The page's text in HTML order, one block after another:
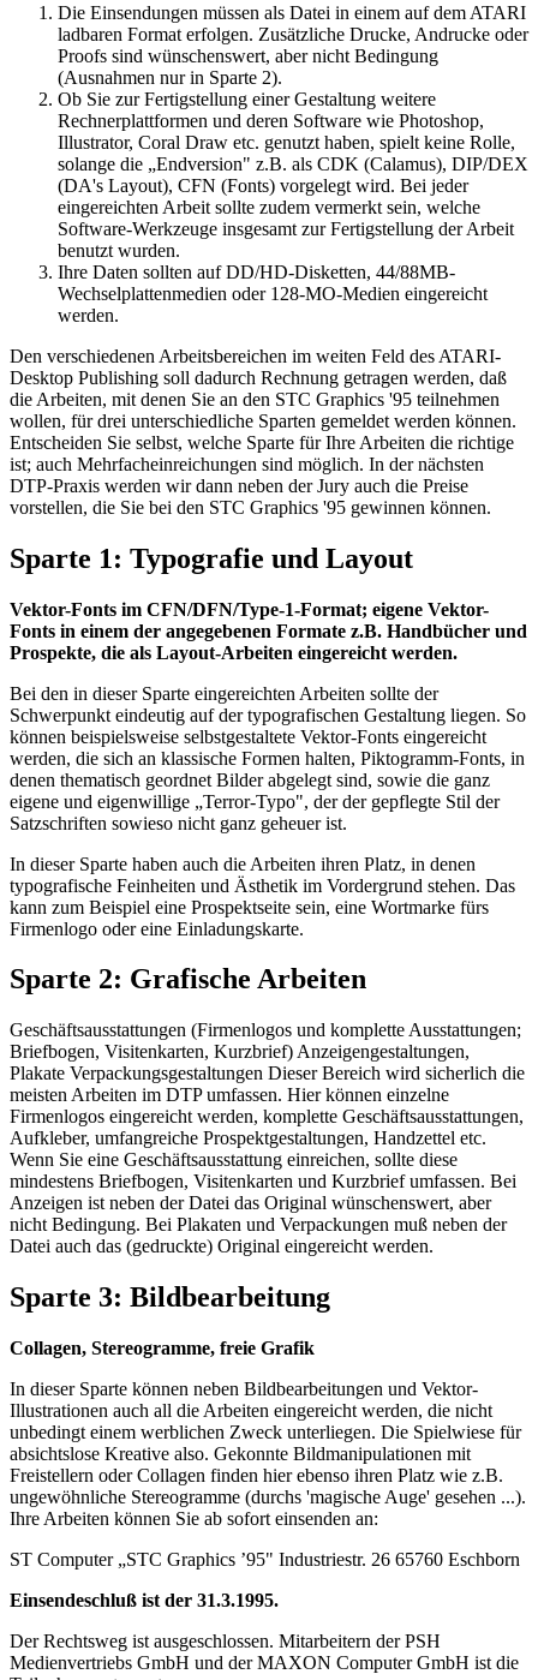
Die Einsendungen müssen als Datei in einem auf dem ATARI
ladbaren Format erfolgen. Zusätzliche Drucke, Andrucke oder
Proofs sind wünschenswert, aber nicht Bedingung
(Ausnahmen nur in Sparte 2).
Ob Sie zur Fertigstellung einer Gestaltung weitere
Rechnerplattformen und deren Software wie Photoshop,
Illustrator, Coral Draw etc. genutzt haben, spielt keine Rolle,
solange die „Endversion" z.B. als CDK (Calamus), DIP/DEX
(DA's Layout), CFN (Fonts) vorgelegt wird. Bei jeder
eingereichten Arbeit sollte zudem vermerkt sein, welche
Software-Werkzeuge insgesamt zur Fertigstellung der Arbeit
benutzt wurden.
Ihre Daten sollten auf DD/HD-Disketten, 44/88MB-
Wechselplattenmedien oder 128-MO-Medien eingereicht
werden.
Den verschiedenen Arbeitsbereichen im weiten Feld des ATARI-
Desktop Publishing soll dadurch Rechnung getragen werden, daß
die Arbeiten, mit denen Sie an den STC Graphics '95 teilnehmen
wollen, für drei unterschiedliche Sparten gemeldet werden können.
Entscheiden Sie selbst, welche Sparte für Ihre Arbeiten die richtige
ist; auch Mehrfacheinreichungen sind möglich. In der nächsten
DTP-Praxis werden wir dann neben der Jury auch die Preise
vorstellen, die Sie bei den STC Graphics '95 gewinnen können.
Sparte 1: Typografie und Layout
Vektor-Fonts im CFN/DFN/Type-1-Format; eigene Vektor-
Fonts in einem der angegebenen Formate z.B. Handbücher und
Prospekte, die als Layout-Arbeiten eingereicht werden.
Bei den in dieser Sparte eingereichten Arbeiten sollte der
Schwerpunkt eindeutig auf der typografischen Gestaltung liegen. So
können beispielsweise selbstgestaltete Vektor-Fonts eingereicht
werden, die sich an klassische Formen halten, Piktogramm-Fonts, in
denen thematisch geordnet Bilder abgelegt sind, sowie die ganz
eigene und eigenwillige „Terror-Typo", der der gepflegte Stil der
Satzschriften sowieso nicht ganz geheuer ist.
In dieser Sparte haben auch die Arbeiten ihren Platz, in denen
typografische Feinheiten und Ästhetik im Vordergrund stehen. Das
kann zum Beispiel eine Prospektseite sein, eine Wortmarke fürs
Firmenlogo oder eine Einladungskarte.
Sparte 2: Grafische Arbeiten
Geschäftsausstattungen (Firmenlogos und komplette Ausstattungen;
Briefbogen, Visitenkarten, Kurzbrief) Anzeigengestaltungen,
Plakate Verpackungsgestaltungen Dieser Bereich wird sicherlich die
meisten Arbeiten im DTP umfassen. Hier können einzelne
Firmenlogos eingereicht werden, komplette Geschäftsausstattungen,
Aufkleber, umfangreiche Prospektgestaltungen, Handzettel etc.
Wenn Sie eine Geschäftsausstattung einreichen, sollte diese
mindestens Briefbogen, Visitenkarten und Kurzbrief umfassen. Bei
Anzeigen ist neben der Datei das Original wünschenswert, aber
nicht Bedingung. Bei Plakaten und Verpackungen muß neben der
Datei auch das (gedruckte) Original eingereicht werden.
Sparte 3: Bildbearbeitung
Collagen, Stereogramme, freie Grafik
In dieser Sparte können neben Bildbearbeitungen und Vektor-
Illustrationen auch all die Arbeiten eingereicht werden, die nicht
unbedingt einem werblichen Zweck unterliegen. Die Spielwiese für
absichtslose Kreative also. Gekonnte Bildmanipulationen mit
Freistellern oder Collagen finden hier ebenso ihren Platz wie z.B.
ungewöhnliche Stereogramme (durchs 'magische Auge' gesehen ...).
Ihre Arbeiten können Sie ab sofort einsenden an:
ST Computer „STC Graphics ’95" Industriestr. 26 65760 Eschborn
Einsendeschluß ist der 31.3.1995.
Der Rechtsweg ist ausgeschlossen. Mitarbeitern der PSH
Medienvertriebs GmbH und der MAXON Computer GmbH ist die